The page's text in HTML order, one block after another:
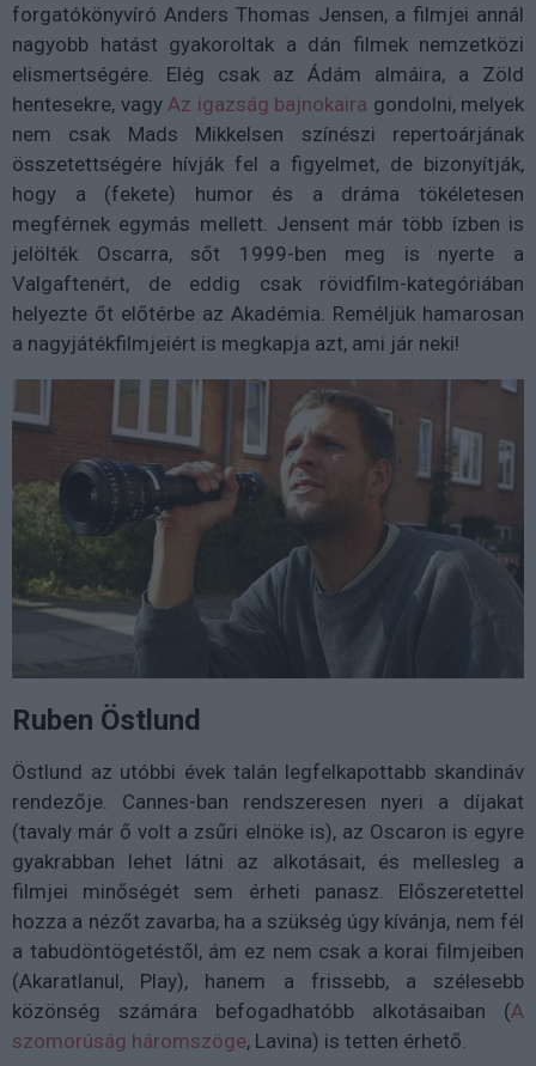
forgatókönyvíró Anders Thomas Jensen, a filmjei annál
nagyobb hatást gyakoroltak a dán filmek nemzetközi
elismertségére. Elég csak az Ádám almáira, a Zöld
hentesekre, vagy Az igazság bajnokaira gondolni, melyek
nem csak Mads Mikkelsen színészi repertoárjának
összetettségére hívják fel a figyelmet, de bizonyítják,
hogy a (fekete) humor és a dráma tökéletesen
megférnek egymás mellett. Jensent már több ízben is
jelölték Oscarra, sőt 1999-ben meg is nyerte a
Valgaftenért, de eddig csak rövidfilm-kategóriában
helyezte őt előtérbe az Akadémia. Reméljük hamarosan
a nagyjátékfilmjeiért is megkapja azt, ami jár neki!
Ruben Östlund
Östlund az utóbbi évek talán legfelkapottabb skandináv
rendezője. Cannes-ban rendszeresen nyeri a díjakat
(tavaly már ő volt a zsűri elnöke is), az Oscaron is egyre
gyakrabban lehet látni az alkotásait, és mellesleg a
filmjei minőségét sem érheti panasz. Előszeretettel
hozza a nézőt zavarba, ha a szükség úgy kívánja, nem fél
a tabudöntögetéstől, ám ez nem csak a korai filmjeiben
(Akaratlanul, Play), hanem a frissebb, a szélesebb
közönség számára befogadhatóbb alkotásaiban (A
szomorúság háromszöge, Lavina) is tetten érhető.